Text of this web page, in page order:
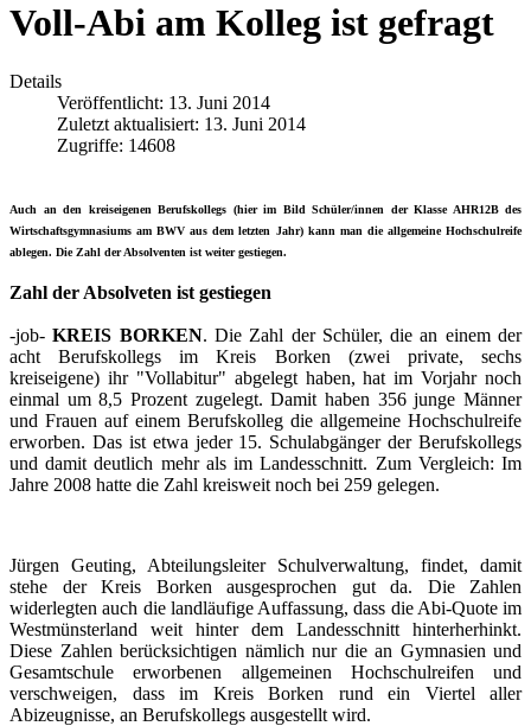
Voll-Abi am Kolleg ist gefragt
Details
Veröffentlicht: 13. Juni 2014
Zuletzt aktualisiert: 13. Juni 2014
Zugriffe: 14608
Auch an den kreiseigenen Berufskollegs (hier im Bild Schüler/innen der Klasse AHR12B des
Wirtschaftsgymnasiums am BWV aus dem letzten Jahr) kann man die allgemeine Hochschulreife
ablegen. Die Zahl der Absolventen ist weiter gestiegen.
Zahl der Absolveten ist gestiegen
-job-KREIS BORKEN. Die Zahl der Schüler, die an einem der
acht Berufskollegs im Kreis Borken (zwei private, sechs
kreiseigene) ihr "Vollabitur" abgelegt haben, hat im Vorjahr noch
einmal um 8,5 Prozent zugelegt. Damit haben 356 junge Männer
und Frauen auf einem Berufskolleg die allgemeine Hochschulreife
erworben. Das ist etwa jeder 15. Schulabgänger der Berufskollegs
und damit deutlich mehr als im Landesschnitt. Zum Vergleich: Im
Jahre 2008 hatte die Zahl kreisweit noch bei 259 gelegen.
Jürgen Geuting, Abteilungsleiter Schulverwaltung, findet, damit
stehe der Kreis Borken ausgesprochen gut da. Die Zahlen
widerlegten auch die landläufige Auffassung, dass die Abi-Quote im
Westmünsterland weit hinter dem Landesschnitt hinterherhinkt.
Diese Zahlen berücksichtigen nämlich nur die an Gymnasien und
Gesamtschule erworbenen allgemeinen Hochschulreifen und
verschweigen, dass im Kreis Borken rund ein Viertel aller
Abizeugnisse, an Berufskollegs ausgestellt wird.